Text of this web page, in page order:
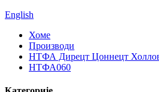
English
Хоме
Производи
НТФА Дирецт Цоннецт
НТФА060